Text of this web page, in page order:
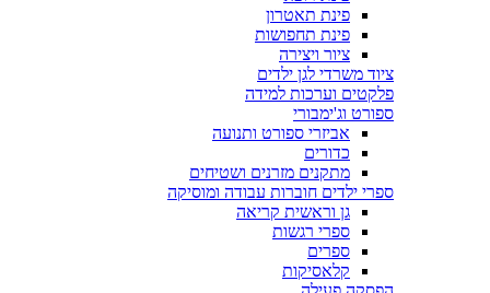
פינת תאטרון
פינת תחפושות
ציור ויצירה
ציוד משרדי לגן ילדים
פלקטים וערכות למידה
ספורט וג'ימבורי
אביזרי ספורט ותנועה
כדורים
מתקנים מזרנים ושטיחים
ספרי ילדים חוברות עבודה ומוסיקה
גן וראשית קריאה
ספרי רגשות
ספרים
קלאסיקות